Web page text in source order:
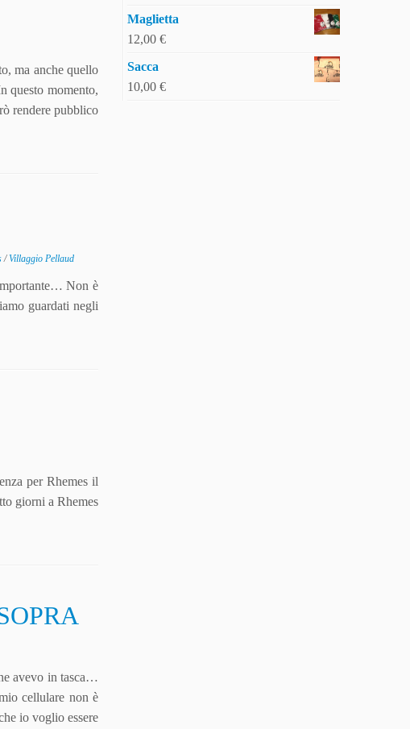
ma anche quello
questo momento,
rendere pubblico
/Villaggio Pellaud
Non è
guardati negli
per Rhemes il
giorni a Rhemes
avevo in tasca…
cellulare non è
io voglio essere
Maglietta
12,00 €
Sacca
10,00 €